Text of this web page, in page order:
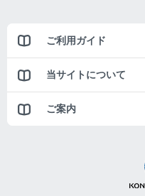
ご利用ガイド
当サイトについて
ご案内